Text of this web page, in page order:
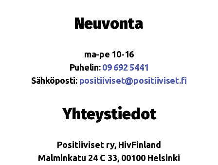
Neuvonta
ma-pe 10-16
Puhelin: 09 692 5441
Sähköposti: positiiviset@positiiviset.fi
Yhteystiedot
Positiiviset ry, HivFinland
Malminkatu 24 C 33, 00100 Helsinki